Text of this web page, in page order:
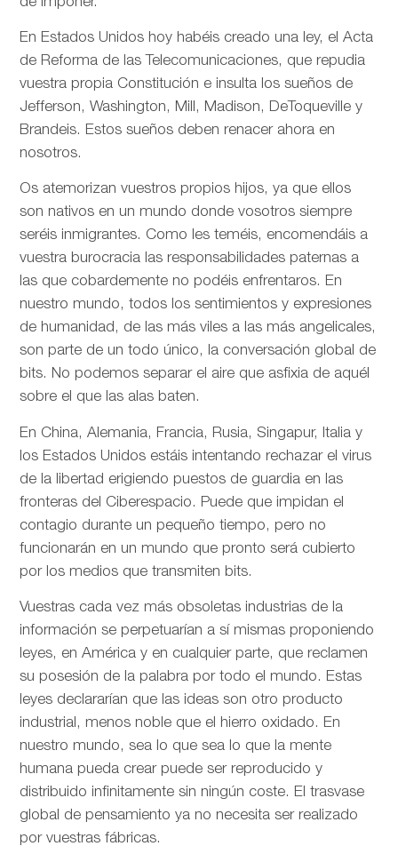
En Estados Unidos hoy habéis creado una ley, el Acta
de Reforma de las Telecomunicaciones, que repudia
vuestra propia Constitución e insulta los sueños de
Jefferson, Washington, Mill, Madison, DeToqueville y
Brandeis. Estos sueños deben renacer ahora en
nosotros.
Os atemorizan vuestros propios hijos, ya que ellos
son nativos en un mundo donde vosotros siempre
seréis inmigrantes. Como les teméis, encomendáis a
vuestra burocracia las responsabilidades paternas a
las que cobardemente no podéis enfrentaros. En
nuestro mundo, todos los sentimientos y expresiones
de humanidad, de las más viles a las más angelicales,
son parte de un todo único, la conversación global de
bits. No podemos separar el aire que asfixia de aquél
sobre el que las alas baten.
En China, Alemania, Francia, Rusia, Singapur, Italia y
los Estados Unidos estáis intentando rechazar el virus
de la libertad erigiendo puestos de guardia en las
fronteras del Ciberespacio. Puede que impidan el
contagio durante un pequeño tiempo, pero no
funcionarán en un mundo que pronto será cubierto
por los medios que transmiten bits.
Vuestras cada vez más obsoletas industrias de la
información se perpetuarían a sí mismas proponiendo
leyes, en América y en cualquier parte, que reclamen
su posesión de la palabra por todo el mundo. Estas
leyes declararían que las ideas son otro producto
industrial, menos noble que el hierro oxidado. En
nuestro mundo, sea lo que sea lo que la mente
humana pueda crear puede ser reproducido y
distribuido infinitamente sin ningún coste. El trasvase
global de pensamiento ya no necesita ser realizado
por vuestras fábricas.